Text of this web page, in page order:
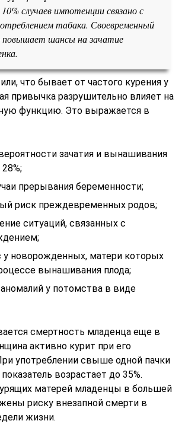
случаев импотенции связано с
табака. Своевременный
повышает шансы на зачатие
что бывает от частого курения у
привычка разрушительно влияет на
функцию. Это выражается в
зачатия и вынашивания
прерывания беременности;
риск преждевременных родов;
ситуаций, связанных с
у новорожденных, матери которых
вынашивания плода;
у потомства в виде
смертность младенца еще в
активно курит при его
употреблении свыше одной пачки
возрастает до 35%.
матерей младенцы в большей
риску внезапной смерти в
жизни.